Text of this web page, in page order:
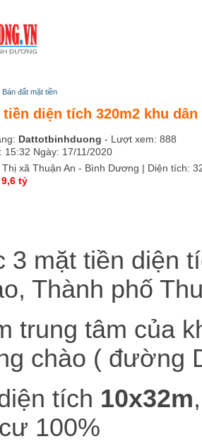
Bán đất mặt tiền
diện tích 320m2 khu
Dattotbinhduong - Lượt xem: 888
15:32 Ngày: 17/11/2020
Thị xã Thuận An - Bình Dương | Diện tích:
9,6 tỷ
3 mặt tiền diện
Thành phố
trung tâm của
chào ( đường
tích 10x32m
100%